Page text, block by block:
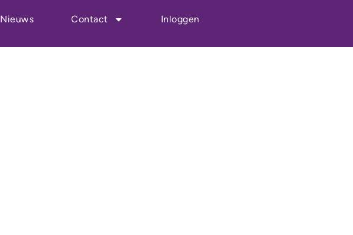
Nieuws Contact Inloggen